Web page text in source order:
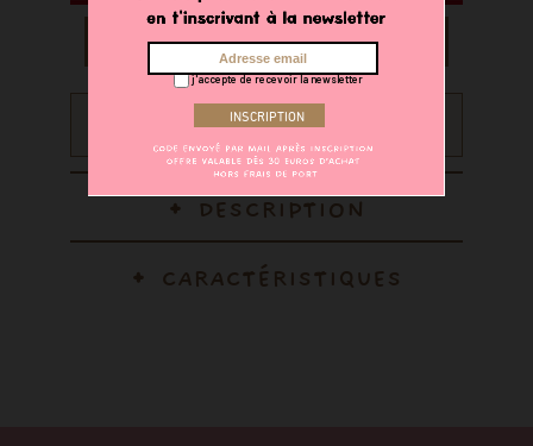
AJOUTER AU PANIER
Recevez 14 points sur votre compte fidélité en achetant
DESCRIPTION
CARACTÉRISTIQUES
j'accepte de recevoir la newsletter